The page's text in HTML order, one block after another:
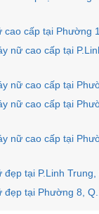
cao cấp tại Phường
nữ cao cấp tại
nữ cao cấp tại
nữ cao cấp tại
nữ cao cấp tại
đẹp tại P.Linh
đẹp tại Phường 8,